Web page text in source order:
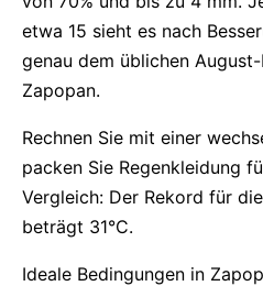
etwa 15 sieht es nach
genau dem üblichen
Zapopan.
Rechnen Sie mit einer
packen Sie Regenkleidung
Vergleich: Der Rekord für
beträgt 31°C.
Ideale Bedingungen in